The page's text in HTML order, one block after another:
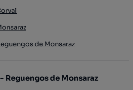
de Monsaraz
Reguengos de Monsaraz